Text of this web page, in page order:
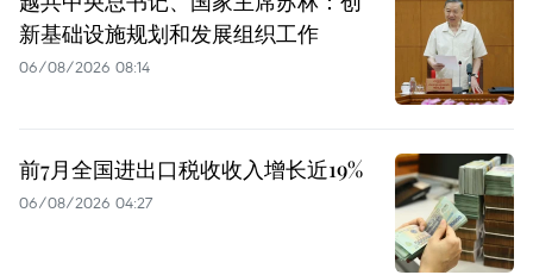
新基础设施规划和发展组织工作
06/08/2026 08:14
前7月全国进出口税收收入增长近19%
06/08/2026 04:27